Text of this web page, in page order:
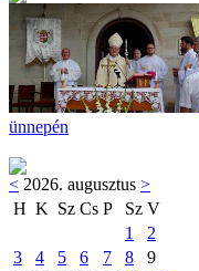
ünnepén
< 2026. augusztus >
H K Sz Cs P Sz V
1
2
3
4 5 6 7 8
9